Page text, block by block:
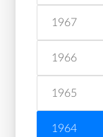
1967
1966
1965
1964